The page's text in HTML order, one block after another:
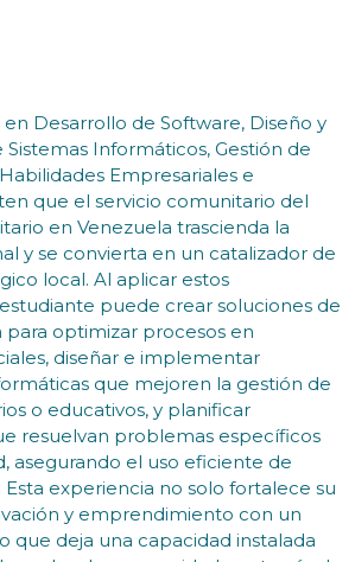
Desarrollo de Software, Diseño y
Informáticos, Gestión de
Empresariales e
que el servicio comunitario del
en Venezuela trascienda la
y se convierta en un catalizador de
local. Al aplicar estos
puede crear soluciones de
optimizar procesos en
diseñar e implementar
que mejoren la gestión de
o educativos, y planificar
resuelvan problemas específicos
asegurando el uso eficiente de
Esta experiencia no solo fortalece su
y emprendimiento con un
que deja una capacidad instalada